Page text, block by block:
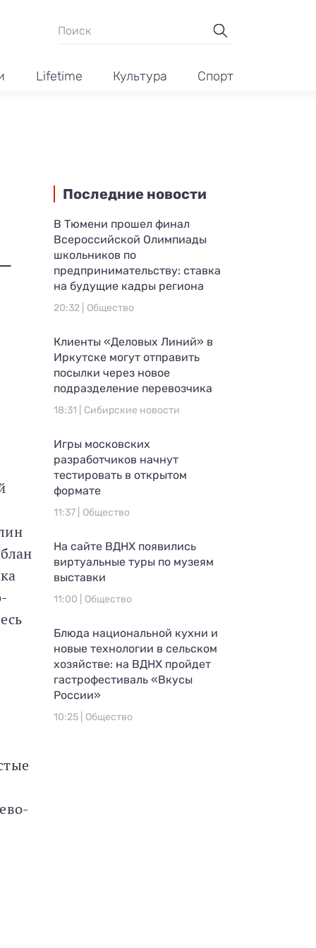
Lifetime Культура Спорт
Последние новости
В Тюмени прошел финал
Всероссийской Олимпиады
школьников по
предпринимательству: ставка
на будущие кадры региона
20:32 | Общество
Клиенты «Деловых Линий» в
Иркутске могут отправить
посылки через новое
подразделение перевозчика
18:31 | Сибирские новости
Игры московских
разработчиков начнут
тестировать в открытом
формате
11:37 | Общество
На сайте ВДНХ появились
виртуальные туры по музеям
выставки
11:00 | Общество
Блюда национальной кухни и
новые технологии в сельском
хозяйстве: на ВДНХ пройдет
гастрофестиваль «Вкусы
России»
10:25 | Общество